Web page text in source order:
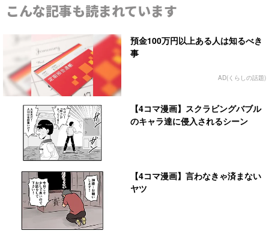
こんな記事も読まれています
預金100万円以上ある人は知るべき
事
AD(くらしの話題)
【4コマ漫画】スクラビングバブル
のキャラ達に侵入されるシーン
【4コマ漫画】言わなきゃ済まない
ヤツ